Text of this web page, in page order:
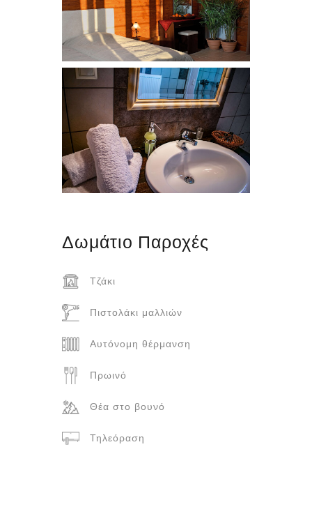
Δωμάτιο Παροχές
Τζάκι
Πιστολάκι μαλλιών
Αυτόνομη θέρμανση
Πρωινό
Θέα στο βουνό
Τηλεόραση